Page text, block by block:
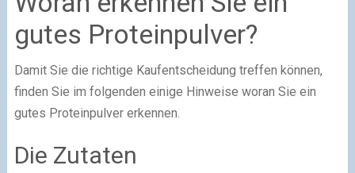
gutes Proteinpulver?
Damit Sie die richtige Kaufentscheidung treffen können,
finden Sie im folgenden einige Hinweise woran Sie ein
gutes Proteinpulver erkennen.
Die Zutaten